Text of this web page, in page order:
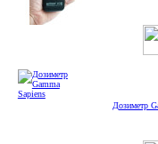
Дозиметр